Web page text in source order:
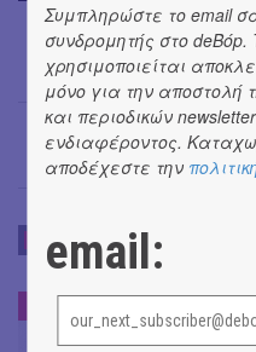
ΝΕΑ
Συμπληρώστε το email
συνδρομητής στο
χρησιμοποιείται
μόνο για την αποστολή
και περιοδικών
ενδιαφέροντος.
αποδέχεστε την
email: